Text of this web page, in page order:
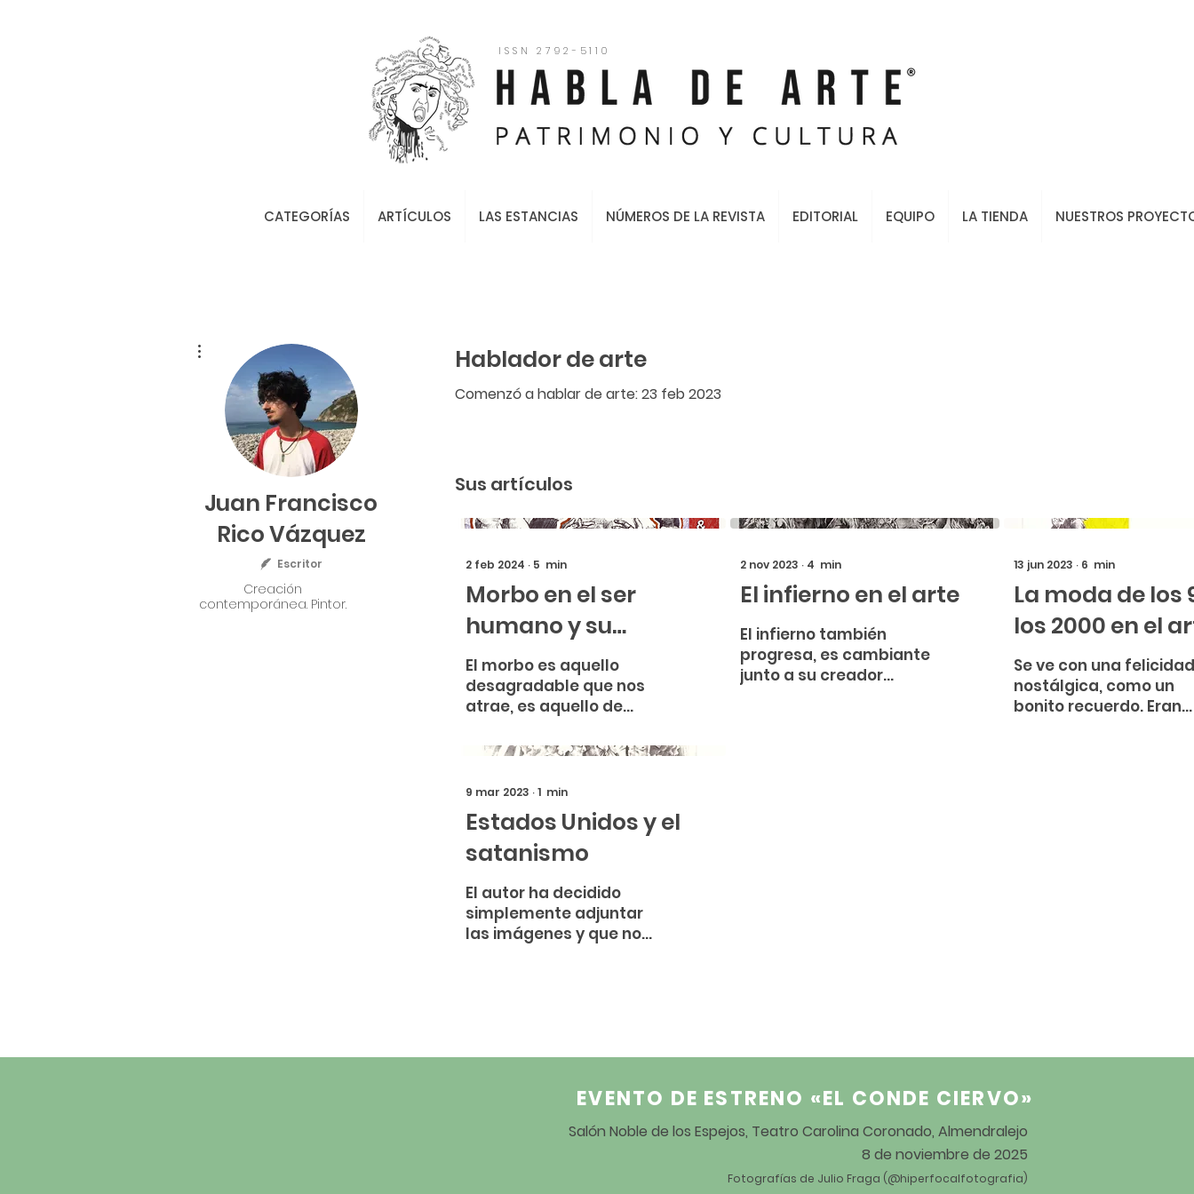
ISSN 2792-5110
CATEGORÍAS ARTÍCULOS LAS ESTANCIAS NÚMEROS DE LA REVISTA EDITORIAL EQUIPO LA TIENDA NUESTROS
Hablador de arte
Comenzó a hablar de arte: 23 feb 2023
Sus artículos
2 feb 2024 ∙ 5 min
Morbo en el ser
humano y su
representación en el
arte.
El morbo es aquello
desagradable que nos
atrae, es aquello de
negativa que
visualización. Es decir,
2 nov 2023 ∙ 4 min
El infierno en el arte
El infierno también
progresa, es cambiante
junto a su creador
13 jun 2023 ∙ 6 min
La moda de los
los 2000 en el
Se ve con una
nostálgica, como un
bonito recuerdo. Eran
9 mar 2023 ∙1 min
Estados Unidos y el
satanismo
El autor ha decidido
simplemente adjuntar
las imágenes y que no
Juan Francisco
Rico Vázquez
Escritor
Creación
contemporánea. Pintor.
EVENTO DE ESTRENO «EL CONDE CIERVO»
Salón Noble de los Espejos, Teatro Carolina Coronado, Almendralejo
8 de noviembre de 2025
Fotografías de Julio Fraga (@hiperfocalfotografia)